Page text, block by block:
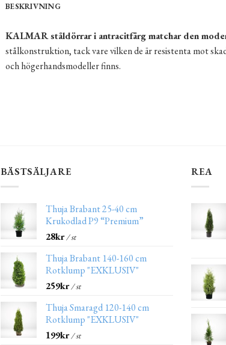
BESKRIVNING
KALMAR ståldörrar i antracitfärg matchar den
stålkonstruktion, tack vare vilken de är resistenta mot
och högerhandsmodeller finns.
BÄSTSÄLJARE
Thuja Brabant 25-40 cm
Krukodlad P9 “Premium”
28kr/ st
Thuja Brabant 140-160 cm
Rotklump "EXKLUSIV"
259kr/ st
Thuja Smaragd 120-140 cm
Rotklump "EXKLUSIV"
199kr/ st
REA